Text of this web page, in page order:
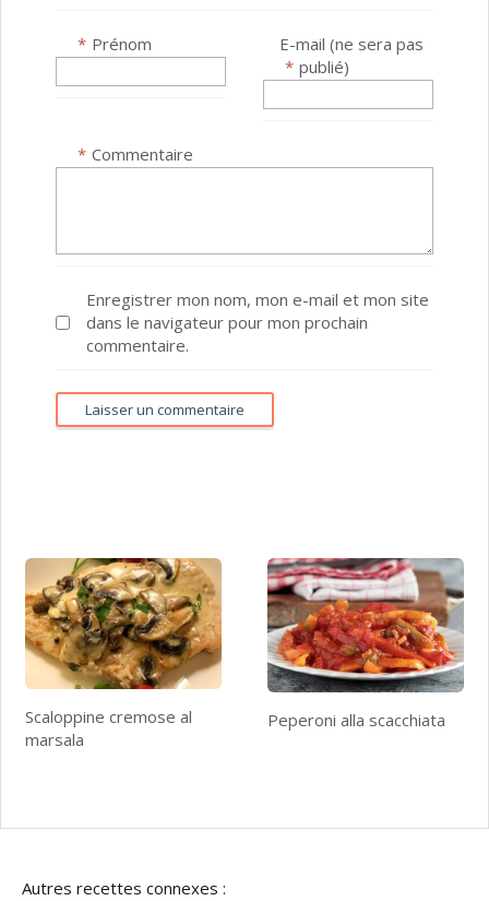
Commentaire
*
Prénom
*
E-mail (ne sera pas
publié)
*
Enregistrer mon nom, mon e-mail et mon site
dans le navigateur pour mon prochain
commentaire.
Scaloppine cremose al
marsala
Peperoni alla scacchiata
Autres recettes connexes :